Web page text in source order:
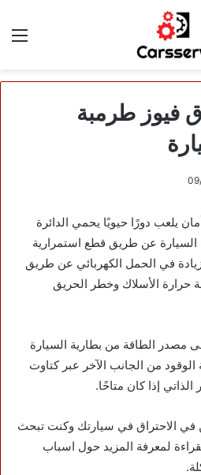
فيوز طرمبة
يلعب دورًا حيويًا يحمي الدائرة
السيارة عن طريق قطع استمرارية
زيادة في الحمل الكهربائي عن طريق
حرارة الأسلاك وخطر الحريق
مصدر الطاقة من بطارية السيارة
من الجانب الآخر عبر كتاوت
إذا كان متاحًا.
في الاحتراق في سيارتك وكنت تبحث
لمعرفة المزيد حول اسباب